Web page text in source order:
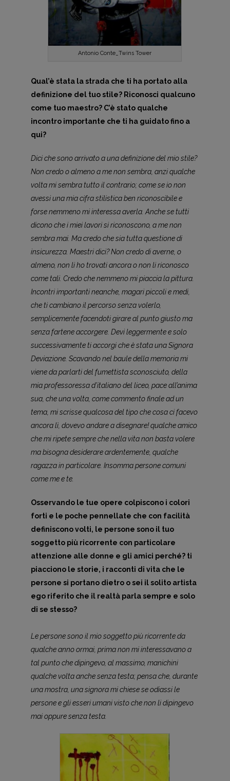
Antonio Conte_Twins Tower
Qual’è stata la strada che ti ha portato alla
definizione del tuo stile? Riconosci qualcuno
come tuo maestro? C’è stato qualche
incontro importante che ti ha guidato fino a
qui?
Dici che sono arrivato a una definizione del mio stile?
Non credo o almeno a me non sembra, anzi qualche
volta mi sembra tutto il contrario; come se io non
avessi una mia cifra stilistica ben riconoscibile e
forse nemmeno mi interessa averla. Anche se tutti
dicono che i miei lavori si riconoscono, a me non
sembra mai. Ma credo che sia tutta questione di
insicurezza. Maestri dici? Non credo di averne, o
almeno, non li ho trovati ancora o non li riconosco
come tali. Credo che nemmeno mi piaccia la pittura.
Incontri importanti neanche, magari piccoli e medi,
che ti cambiano il percorso senza volerlo,
semplicemente facendoti girare al punto giusto ma
senza fartene accorgere. Devi leggermente e solo
successivamente ti accorgi che è stata una Signora
Deviazione. Scavando nel baule della memoria mi
viene da parlarti del fumettista sconosciuto, della
mia professoressa d’italiano del liceo, pace all’anima
sua, che una volta, come commento finale ad un
tema, mi scrisse qualcosa del tipo che cosa ci facevo
ancora lì, dovevo andare a disegnare! qualche amico
che mi ripete sempre che nella vita non basta volere
ma bisogna desiderare ardentemente, qualche
ragazza in particolare. Insomma persone comuni
come me e te.
Osservando le tue opere colpiscono i colori
forti e le poche pennellate che con facilità
definiscono volti, le persone sono il tuo
soggetto più ricorrente con particolare
attenzione alle donne e gli amici perché? ti
piacciono le storie, i racconti di vita che le
persone si portano dietro o sei il solito artista
ego riferito che il realtà parla sempre e solo
di se stesso?
Le persone sono il mio soggetto più ricorrente da
qualche anno ormai, prima non mi interessavano a
tal punto che dipingevo, al massimo, manichini
qualche volta anche senza testa; pensa che, durante
una mostra, una signora mi chiese se odiassi le
persone e gli esseri umani visto che non li dipingevo
mai oppure senza testa.